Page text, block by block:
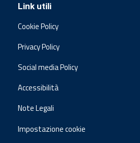
Link utili
Cookie Policy
Privacy Policy
Social media Policy
Accessibilità
Note Legali
Impostazione cookie